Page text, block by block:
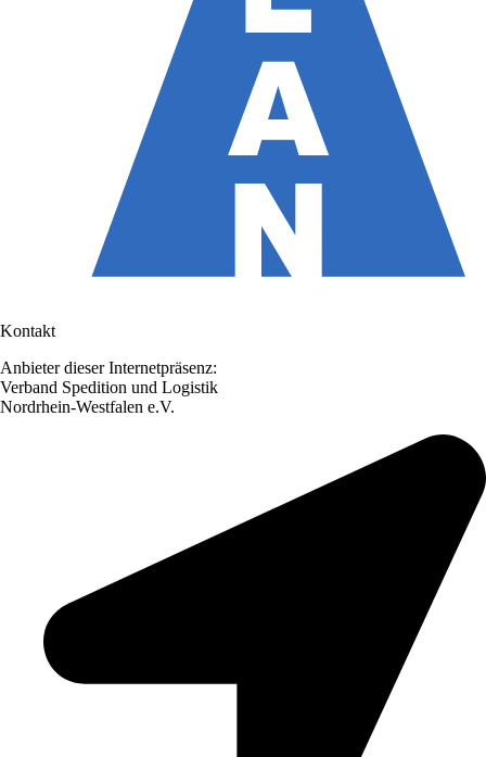
Kontakt
Anbieter dieser Internetpräsenz:
Verband Spedition und Logistik
Nordrhein-Westfalen e.V.